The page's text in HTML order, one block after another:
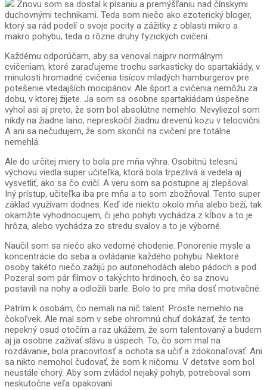
Znovu som sa dostal k písaniu a premýšľaniu nad čínskymi
duchovnými technikami. Teda som niečo ako ezoterický bloger,
ktorý sa rád podelí o svoje pocity a zážitky z oblasti mikro a
makro pohybu, teda o rôzne druhy fyzických cvičení.
Každému odporúčam, aby sa venoval najprv normálnym
cvičeniam, ktoré zaraďujeme trochu sarkasticky do spartakiády, v
minulosti hromadné cvičenia tisícov mladých hamburgerov pre
potešenie vtedajších mocipánov. Ale šport a cvičenia nemôžu za
dobu, v ktorej žijete. Ja som sa osobne spartakiádam úspešne
vyhol asi aj preto, že som bol absolútne nemehlo. Nevyliezol som
nikdy na žiadne lano, nepreskočil žiadnu drevenú kozu v telocvični.
A ani sa nečudujem, že som skončil na cvičení pre totálne
nemehlá.
Ale do určitej miery to bola pre mňa výhra. Osobitnú telesnú
výchovu viedla super učiteľka, ktorá bola trpezlivá a vedela aj
vysvetliť, ako sa čo cvičí. A veru som sa postupne aj zlepšoval.
Iný prístup, učiteľka iba pre mňa a to som zbožňoval. Tento super
základ využívam dodnes. Keď ide niekto okolo mňa alebo beží, tak
okamžite vyhodnocujem, či jeho pohyb vychádza z kĺbov a to je
hrôza, alebo vychádza zo stredu svalov a to je výborné.
Naučil som sa niečo ako vedomé chodenie. Ponorenie mysle a
koncentrácie do seba a ovládanie každého pohybu. Niektoré
osoby takéto niečo zažijú po autonehodách alebo pádoch a pod.
Pozeral som pár filmov o takýchto hrdinoch, čo sa znovu
postavili na nohy a odložili barle. Bolo to pre mňa dosť motivačné.
Patrím k osobám, čo nemali na nič talent. Proste nemehlo na
čokoľvek. Ale mal som v sebe ohromnú chuť dokázať, že tento
nepekný osud otočím a raz ukážem, že som talentovaný a budem
aj ja osobne zažívať slávu a úspech. To, čo som mal na
rozdávanie, bola pracovitosť a ochota sa učiť a zdokonaľovať. Ani
sa nikto nemohol čudovať, že som k ničomu. V detstve som bol
neustále chorý. Aby som zvládol nejaký pohyb, potreboval som
neskutočne veľa opakovaní.